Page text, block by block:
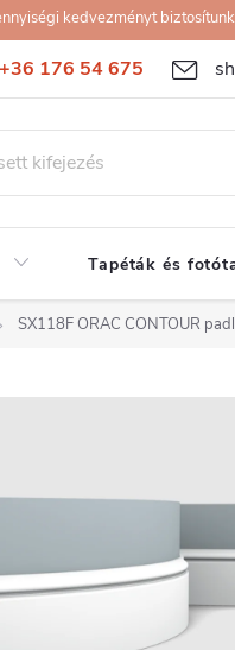
kedvezményt
+36 176 54 675
Tapéták és
SX118F ORAC CONTOUR